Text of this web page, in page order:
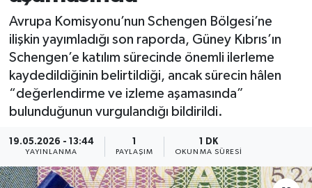
Avrupa Komisyonu’nun Schengen Bölgesi’ne
ilişkin yayımladığı son raporda, Güney Kıbrıs’ın
Schengen’e katılım sürecinde önemli ilerleme
kaydedildiğinin belirtildiği, ancak sürecin hâlen
“değerlendirme ve izleme aşamasında”
bulunduğunun vurgulandığı bildirildi.
19.05.2026 - 13:44
YAYINLANMA
1
PAYLAŞIM
1 DK
OKUNMA SÜRESI